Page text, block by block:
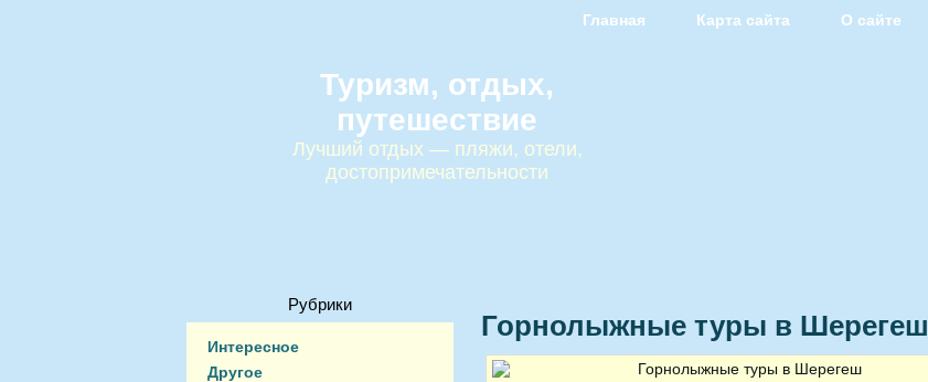
Главная Карта сайта О сайте
Туризм, отдых,
путешествие
Лучший отдых — пляжи, отели,
достопримечательности
Рубрики
Интересное
Другое
Горнолыжные туры в Шерегеш